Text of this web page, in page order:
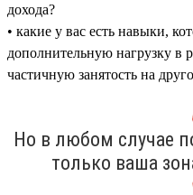
дохода?
• какие у вас есть навыки,
дополнительную нагрузку
частичную занятость на
Но в любом случае
только ваша